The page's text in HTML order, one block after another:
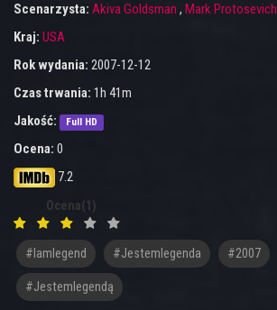
Scenarzysta: Akiva Goldsman , Mark Protosevich
Kraj: USA
Rok wydania: 2007-12-12
Czas trwania: 1h 41m
Jakość:
Full HD
Ocena: 0
7.2
Ocena(1)
#iamlegend #jestemlegenda #2007
#Jestemlegendą